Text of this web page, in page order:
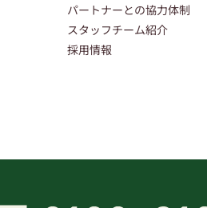
パートナーとの協力体制
スタッフチーム紹介
採用情報